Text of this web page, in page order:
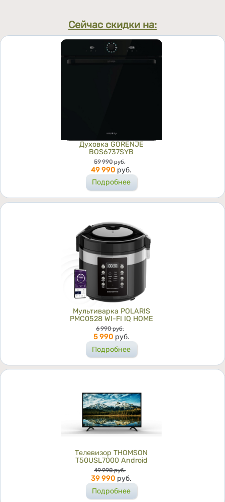
Сейчас скидки на:
Духовка GORENJE
BOS6737SYB
Цена
59 990 руб.
49 990 руб.
Подробнее
Мультиварка POLARIS
PMC0528 WI-FI IQ HOME
Цена
6 990 руб.
5 990 руб.
Подробнее
Телевизор THOMSON
T50USL7000 Android
Цена
49 990 руб.
39 990 руб.
Подробнее